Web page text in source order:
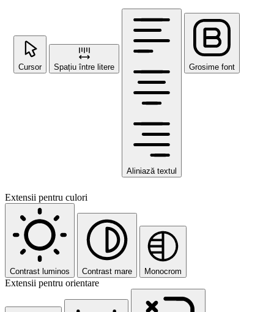
Cursor Spațiu între litere
Aliniază textul
Grosime font
Extensii pentru culori
Contrast luminos Contrast mare Monocrom
Extensii pentru orientare